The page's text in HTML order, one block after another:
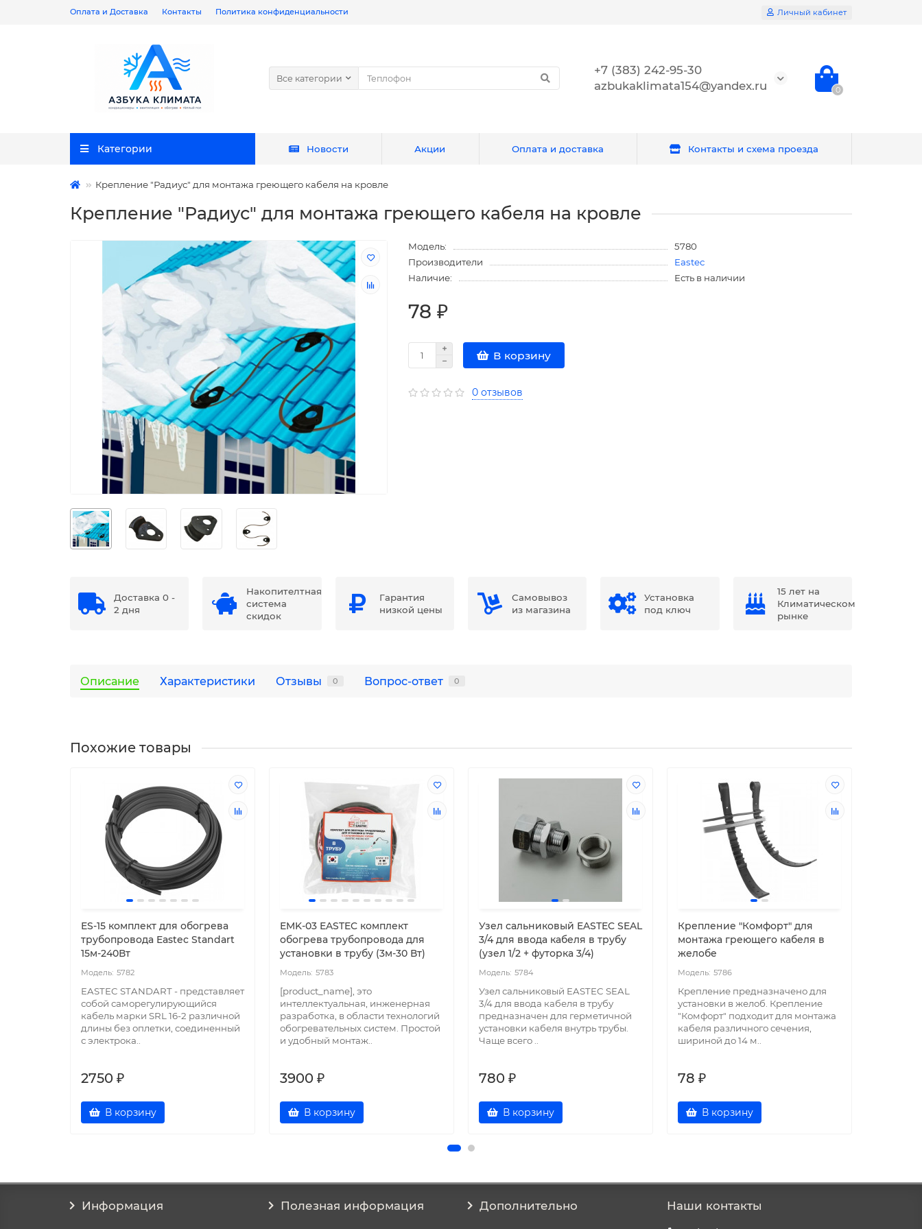
Оплата и Доставка Контакты Политика конфиденциальности Личный кабинет
Все категории
+7 (383) 242-95-30
azbukaklimata154@yandex.ru
0
Категории Новости Акции Оплата и доставка Контакты и схема проезда
Крепление "Радиус" для монтажа греющего кабеля на кровле
Крепление "Радиус" для монтажа греющего кабеля на кровле
Модель:
5780
Производители
Eastec
Наличие:
Есть в наличии
78 ₽
В корзину
0 отзывов
Доставка 0 -
2 дня
Накопителтная
система
скидок
Гарантия
низкой цены
Самовывоз
из магазина
Установка
под ключ
15 лет на
Климатическом
рынке
Описание Характеристики Отзывы 0 Вопрос-ответ 0
Похожие товары
ES-15 комплект для обогрева
трубопровода Eastec Standart
15м-240Вт
5782
EASTEC STANDART - представляет
собой саморегулирующийся
кабель марки SRL 16-2 различной
длины без оплетки, соединенный
с электрока..
2750 ₽
В корзину
EMK-03 EASTEC комплект
обогрева трубопровода для
установки в трубу (3м-30 Вт)
5783
[product_name], это
интеллектуальная, инженерная
разработка, в области технологий
обогревательных систем. Простой
и удобный монтаж..
3900 ₽
В корзину
Узел сальниковый EASTEC SEAL
3/4 для ввода кабеля в трубу
(узел 1/2 + футорка 3/4)
5784
Узел сальниковый EASTEC SEAL
3/4 для ввода кабеля в трубу
предназначен для герметичной
установки кабеля внутрь трубы.
Чаще всего ..
780 ₽
В корзину
Крепление "Комфорт" для
монтажа греющего кабеля в
желобе
5786
Крепление предназначено для
установки в желоб. Крепление
"Комфорт" подходит для монтажа
кабеля различного сечения,
шириной до 14 м..
78 ₽
В корзину
Информация Полезная информация Дополнительно Наши контакты